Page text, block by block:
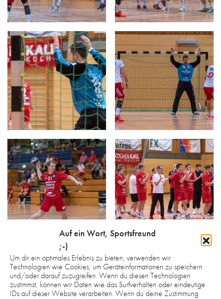
Auf ein Wort, Sportsfreund
;-)
Um dir ein optimales Erlebnis zu bieten, verwenden wir
Technologien wie Cookies, um Geräteinformationen zu speichern
und/oder darauf zuzugreifen. Wenn du diesen Technologien
zustimmst, können wir Daten wie das Surfverhalten oder eindeutige
IDs auf dieser Website verarbeiten. Wenn du deine Zustimmung
Hinweis:
Die Fotos auf der gesamten Webseite sind urheberrechtlich
geschützt und nicht zur honorarfreien Übernahme